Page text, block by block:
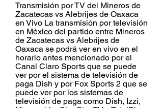
Transmisión por TV del Mineros de
Zacatecas vs Alebrijes de Oaxaca
en Vivo La transmisión por televisión
en México del partido entre Mineros
de Zacatecas vs Alebrijes de
Oaxaca se podrá ver en vivo en el
horario antes mencionado por el
Canal Claro Sports que se puede
ver por el sistema de televisión de
paga Dish y por Fox Sports 2 que se
puede ver por los sistemas de
televisión de paga como Dish, Izzi,